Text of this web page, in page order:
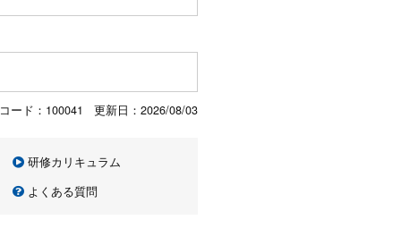
ード：100041 更新日： 2026/08/03
研修カリキュラム
よくある質問